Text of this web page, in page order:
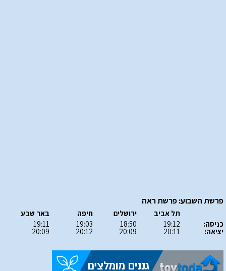
פרשת השבוע: פרשת ראה
כניסה:
יציאה:
תל אביב
19:12
20:11
ירושלים
18:50
20:09
חיפה
19:03
20:12
באר שבע
19:11
20:09